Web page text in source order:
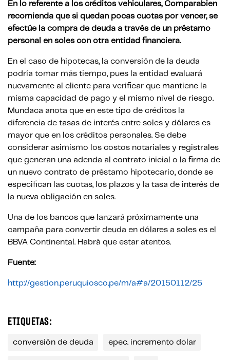
En lo referente a los créditos vehiculares, Comparabien
recomienda que si quedan pocas cuotas por vencer, se
efectúe la compra de deuda a través de un préstamo
personal en soles con otra entidad financiera.
En el caso de hipotecas, la conversión de la deuda
podría tomar más tiempo, pues la entidad evaluará
nuevamente al cliente para verificar que mantiene la
misma capacidad de pago y el mismo nivel de riesgo.
Mundaca anota que en este tipo de créditos la
diferencia de tasas de interés entre soles y dólares es
mayor que en los créditos personales. Se debe
considerar asimismo los costos notariales y registrales
que generan una adenda al contrato inicial o la firma de
un nuevo contrato de préstamo hipotecario, donde se
especifican las cuotas, los plazos y la tasa de interés de
la nueva obligación en soles.
Una de los bancos que lanzará próximamente una
campaña para convertir deuda en dólares a soles es el
BBVA Continental. Habrá que estar atentos.
Fuente:
http://gestion.peruquiosco.pe/m/a#a/20150112/25
ETIQUETAS:
conversión de deuda epec. incremento dolar